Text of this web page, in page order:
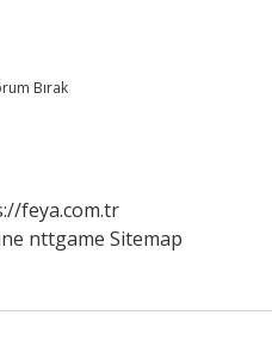
Bırak
feya.com.tr
nttgame Sitemap